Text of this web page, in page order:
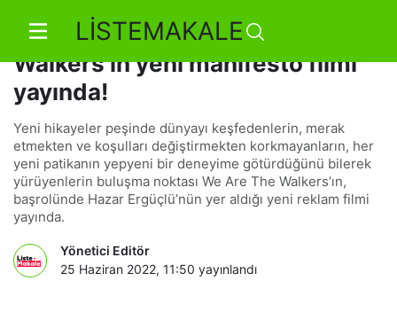
LİSTEMAKALE
Yürüyoruz di’ mi? We Are The
Walkers’ın yeni manifesto filmi
yayında!
Yeni hikayeler peşinde dünyayı keşfedenlerin, merak
etmekten ve koşulları değiştirmekten korkmayanların, her
yeni patikanın yepyeni bir deneyime götürdüğünü bilerek
yürüyenlerin buluşma noktası We Are The Walkers’ın,
başrolünde Hazar Ergüçlü’nün yer aldığı yeni reklam filmi
yayında.
Yönetici Editör
25 Haziran 2022, 11:50 yayınlandı